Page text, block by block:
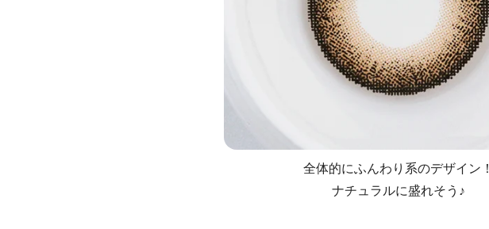
全体的にふんわり系のデザイン！
ナチュラルに盛れそう♪